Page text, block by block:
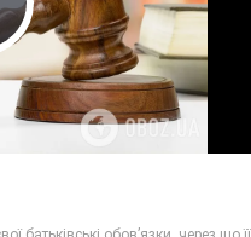
Video